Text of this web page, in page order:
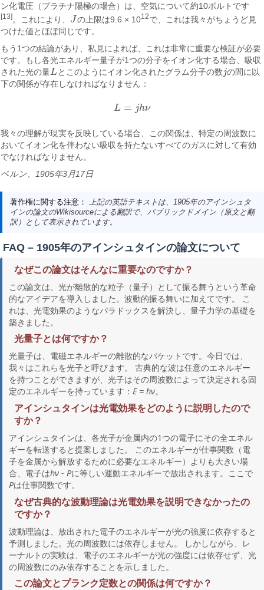
ン化電圧（プラチナ陽極の場合）は、空気について約10ボルトです
[13] 。これにより、 J
J の上限は9.6 × 1012で、これは我々がちょうど見
つけた値とほぼ同じです。
もう1つの結論があり、私見によれば、これは非常に重要な検証が必要
です。もし各光エネルギー量子が1つの分子をイオン化する場合、吸収
された光の量L
L とこのようにイオン化されたグラム分子の数j
j の間に以
下の関係が存在しなければなりません：
L = jhν
L=j hν
我々の理解が現実を反映している場合、この関係は、特定の周波数に
おいてイオン化を伴わない吸収を持たないすべてのガスに対して有効
でなければなりません。
ベルン、1905年3月17日
著作権に関する注意： 上記の英語テキストは、1905年のアインシュタ
インの論文のWikisourceによる翻訳で、パブリックドメイン（原文と翻
訳）として表示されています。
FAQ – 1905年のアインシュタインの論文について
なぜこの論文はそんなに重要なのですか？
この論文は、光が離散的な粒子（量子）として振る舞うという革命
的なアイデアを導入しました。波動的振る舞いに加えてです。 こ
れは、光電効果のようなパラドックスを解決し、量子力学の基礎を
築きました。
光量子とは何ですか？
光量子は、電磁エネルギーの離散的なパケットです。今日では、
我々はこれらを光子と呼びます。 古典的な波は任意のエネルギー
を持つことができますが、光子はその周波数によって決定される固
定のエネルギーを持っています：E = hν。
アインシュタインは光電効果をどのように説明したので
すか？
アインシュタインは、各光子が金属内の1つの電子にその全エネル
ギーを転送すると提案しました。 このエネルギーが仕事関数（電
子を金属から解放するために必要なエネルギー）よりも大きい場
合、電子はhν - Pに等しい運動エネルギーで放出されます。ここで
Pは仕事関数です。
なぜ古典的な波動理論は光電効果を説明できなかったの
ですか？
波動理論は、放出された電子のエネルギーが光の強度に依存すると
予測しました。光の周波数には依存しません。 しかしながら、レ
ーナルトの実験は、電子のエネルギーが光の強度には依存せず、光
の周波数にのみ依存することを示しました。
この論文とプランク定数との関係は何ですか？